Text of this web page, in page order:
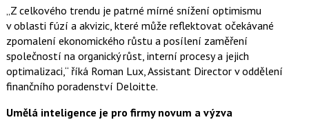
„Z celkového trendu je patrné mírné snížení optimismu
v oblasti fúzí a akvizic, které může reflektovat očekávané
zpomalení ekonomického růstu a posílení zaměření
společností na organický růst, interní procesy a jejich
optimalizaci,“ říká Roman Lux, Assistant Director v oddělení
finančního poradenství Deloitte.
Umělá inteligence je pro firmy novum a výzva